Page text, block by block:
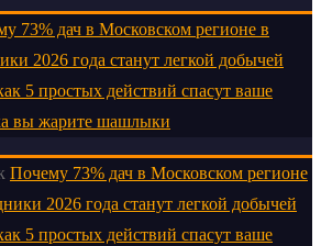
73% дач в Московском регионе в
2026 года станут легкой добычей
5 простых действий спасут ваше
вы жарите шашлыки
Почему 73% дач в Московском регионе
2026 года станут легкой добычей
5 простых действий спасут ваше